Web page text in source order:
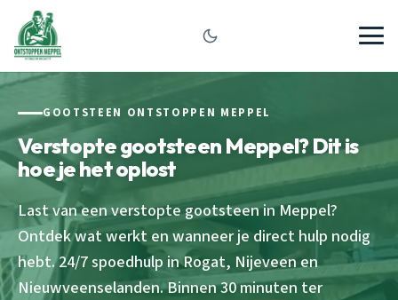
GOOTSTEEN ONTSTOPPEN MEPPEL
Verstopte gootsteen Meppel? Dit is
hoe je het oplost
Last van een verstopte gootsteen in Meppel?
Ontdek wat werkt en wanneer je direct hulp nodig
hebt. 24/7 spoedhulp in Rogat, Nijeveen en
Nieuwveenselanden. Binnen 30 minuten ter